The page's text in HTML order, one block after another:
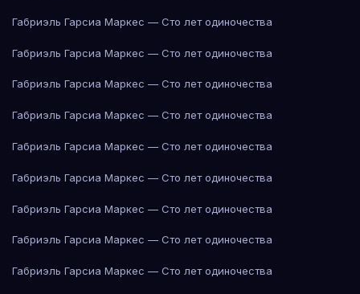
Габриэль Гарсиа Маркес — Сто лет одиночества
Габриэль Гарсиа Маркес — Сто лет одиночества
Габриэль Гарсиа Маркес — Сто лет одиночества
Габриэль Гарсиа Маркес — Сто лет одиночества
Габриэль Гарсиа Маркес — Сто лет одиночества
Габриэль Гарсиа Маркес — Сто лет одиночества
Габриэль Гарсиа Маркес — Сто лет одиночества
Габриэль Гарсиа Маркес — Сто лет одиночества
Габриэль Гарсиа Маркес — Сто лет одиночества